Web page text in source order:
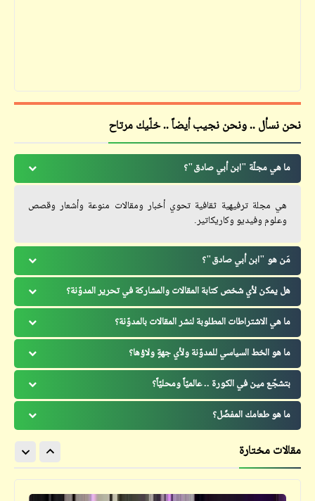
نحن نسأل .. ونحن نجيب أيضاً .. خلّيك مرتاح
ما هي مجلّة "ابن أبي صادق"؟
هي مجلة ترفيهية ثقافية تحوي أخبار ومقالات منوعة وأشعار وقصص
وعلوم وفيديو وكاريكاتير.
مَن هو "ابن أبي صادق"؟
هل يمكن لأي شخص كتابة المقالات والمشاركة في تحرير المدوّنة؟
ما هي الاشتراطات المطلوبة لنشر المقالات بالمدوّنة؟
ما هو الخط السياسي للمدوّنة ولأي جهةٍ ولاؤها؟
بتشجّع مين في الكورة .. عالميّاً ومحليّاً؟
ما هو طعامك المفضّل؟
مقالات مختارة